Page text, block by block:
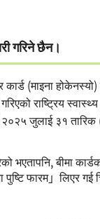
गरिने छैन।
(माइना
राष्ट्रिय
जुलाई ३१ तारिक
बीमा
फारम」लिएर गई